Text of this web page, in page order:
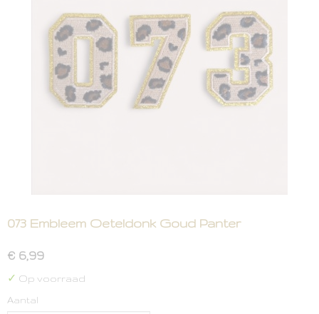
073 Embleem Oeteldonk Goud Panter
€ 6,99
✓ Op voorraad
Aantal